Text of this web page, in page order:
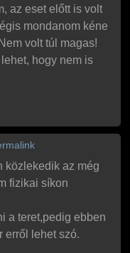
az eset előtt is volt
mondanom kéne
volt túl magas!
hogy nem is
közlekedik az még
fizikai síkon
a teret,pedig ebben
erről lehet szó.